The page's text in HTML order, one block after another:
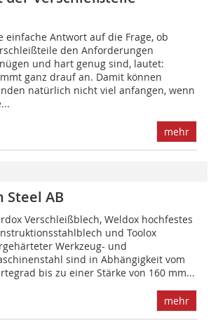
einfache Antwort auf die Frage, ob
den Anforderungen
und hart genug sind, lautet:
ganz drauf an. Damit können
natürlich nicht viel anfangen, wenn
mehr
Steel AB
Verschleißblech, Weldox hochfestes
und Toolox
Werkzeug- und
sind in Abhängigkeit vom
bis zu einer Stärke von 160 mm...
mehr